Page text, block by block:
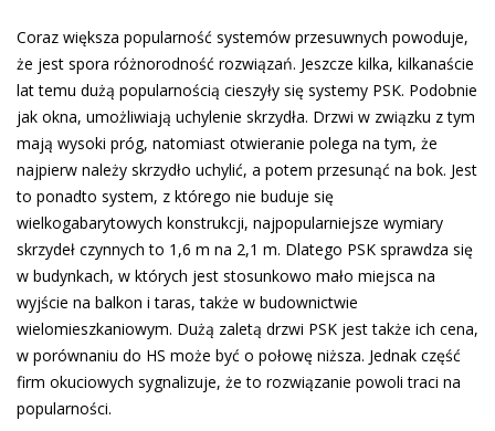
Coraz większa popularność systemów przesuwnych powoduje,
że jest spora różnorodność rozwiązań. Jeszcze kilka, kilkanaście
lat temu dużą popularnością cieszyły się systemy PSK. Podobnie
jak okna, umożliwiają uchylenie skrzydła. Drzwi w związku z tym
mają wysoki próg, natomiast otwieranie polega na tym, że
najpierw należy skrzydło uchylić, a potem przesunąć na bok. Jest
to ponadto system, z którego nie buduje się
wielkogabarytowych konstrukcji, najpopularniejsze wymiary
skrzydeł czynnych to 1,6 m na 2,1 m. Dlatego PSK sprawdza się
w budynkach, w których jest stosunkowo mało miejsca na
wyjście na balkon i taras, także w budownictwie
wielomieszkaniowym. Dużą zaletą drzwi PSK jest także ich cena,
w porównaniu do HS może być o połowę niższa. Jednak część
firm okuciowych sygnalizuje, że to rozwiązanie powoli traci na
popularności.